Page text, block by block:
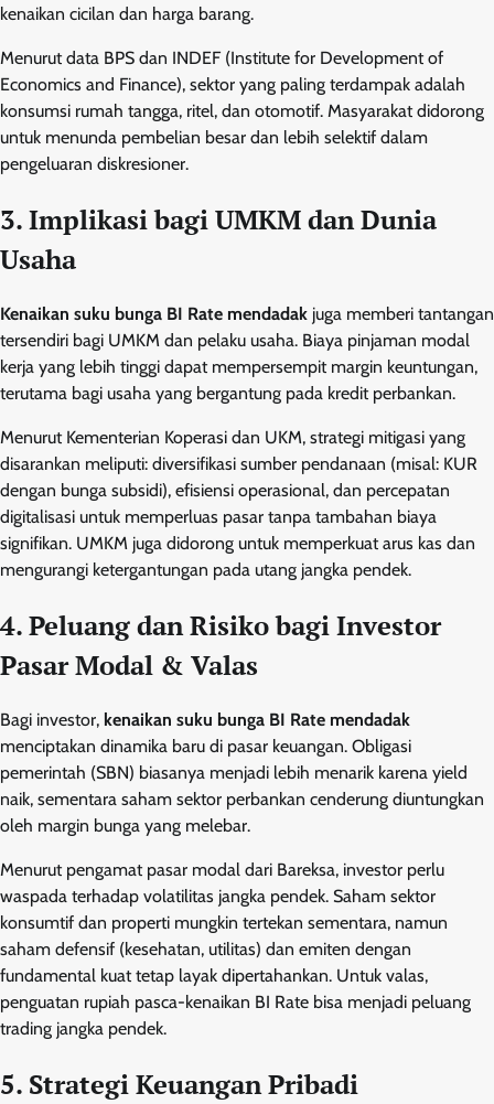
kenaikan cicilan dan harga barang.
Menurut data BPS dan INDEF (Institute for Development of
Economics and Finance), sektor yang paling terdampak adalah
konsumsi rumah tangga, ritel, dan otomotif. Masyarakat didorong
untuk menunda pembelian besar dan lebih selektif dalam
pengeluaran diskresioner.
3. Implikasi bagi UMKM dan Dunia
Usaha
Kenaikan suku bunga BI Rate mendadak juga memberi tantangan
tersendiri bagi UMKM dan pelaku usaha. Biaya pinjaman modal
kerja yang lebih tinggi dapat mempersempit margin keuntungan,
terutama bagi usaha yang bergantung pada kredit perbankan.
Menurut Kementerian Koperasi dan UKM, strategi mitigasi yang
disarankan meliputi: diversifikasi sumber pendanaan (misal: KUR
dengan bunga subsidi), efisiensi operasional, dan percepatan
digitalisasi untuk memperluas pasar tanpa tambahan biaya
signifikan. UMKM juga didorong untuk memperkuat arus kas dan
mengurangi ketergantungan pada utang jangka pendek.
4. Peluang dan Risiko bagi Investor
Pasar Modal & Valas
Bagi investor, kenaikan suku bunga BI Rate mendadak
menciptakan dinamika baru di pasar keuangan. Obligasi
pemerintah (SBN) biasanya menjadi lebih menarik karena yield
naik, sementara saham sektor perbankan cenderung diuntungkan
oleh margin bunga yang melebar.
Menurut pengamat pasar modal dari Bareksa, investor perlu
waspada terhadap volatilitas jangka pendek. Saham sektor
konsumtif dan properti mungkin tertekan sementara, namun
saham defensif (kesehatan, utilitas) dan emiten dengan
fundamental kuat tetap layak dipertahankan. Untuk valas,
penguatan rupiah pasca-kenaikan BI Rate bisa menjadi peluang
trading jangka pendek.
5. Strategi Keuangan Pribadi